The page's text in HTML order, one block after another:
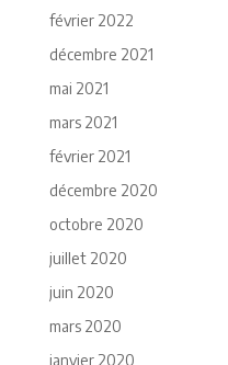
février 2022
décembre 2021
mai 2021
mars 2021
février 2021
décembre 2020
octobre 2020
juillet 2020
juin 2020
mars 2020
janvier 2020